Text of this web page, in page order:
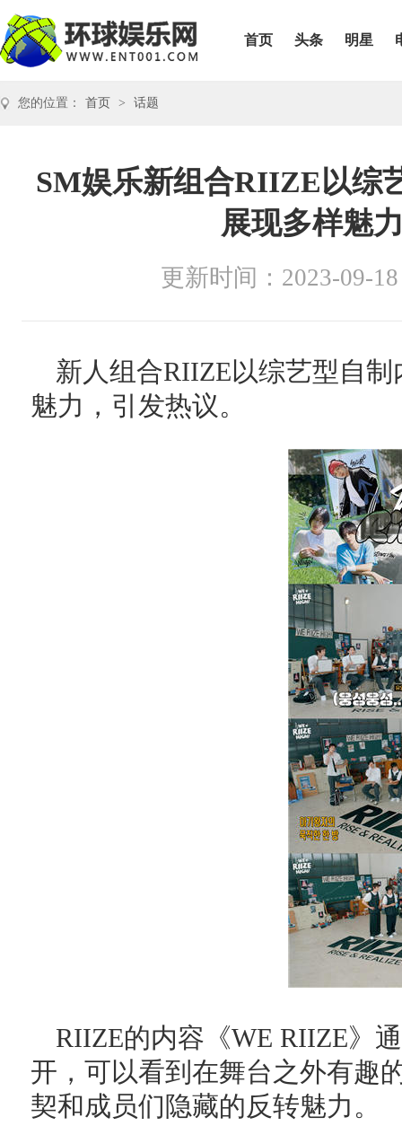
首页 头条 明星
您的位置： 首页 > 话题
SM娱乐新组合RIIZE以综
展现多样魅
更新时间：2023-09-18
新人组合RIIZE以综艺型自
魅力，引发热议。
RIIZE的内容《WE RIIZE》
开，可以看到在舞台之外有趣
契和成员们隐藏的反转魅力。